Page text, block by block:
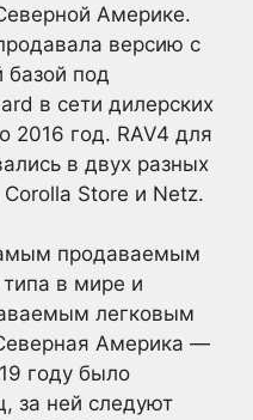
Америке.
версию с
базой под
в сети дилерских
2016 год. RAV4 для
в двух разных
Store и Netz.
продаваемым
в мире и
легковым
Америка —
году было
за ней следуют